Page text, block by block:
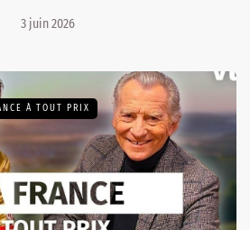
3 juin 2026
À TOUT PRIX